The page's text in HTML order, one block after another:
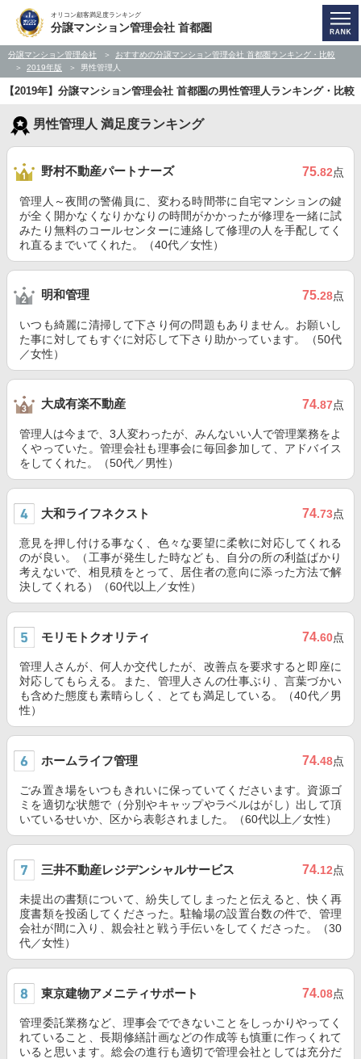
オリコン顧客満足度ランキング
分譲マンション管理会社 首都圏
分譲マンション管理会社
おすすめの分譲マンション管理会社 首都圏ランキング・比較
2019年版
男性管理人
【2019年】分譲マンション管理会社 首都圏の男性管理人ランキング・比較
男性管理人 満足度ランキング
野村不動産パートナーズ 75.82点
管理人～夜間の警備員に、変わる時間帯に自宅マンションの鍵
が全く開かなくなりかなりの時間がかかったが修理を一緒に試
みたり無料のコールセンターに連絡して修理の人を手配してく
れ直るまでいてくれた。（40代／女性）
明和管理 75.28点
いつも綺麗に清掃して下さり何の問題もありません。お願いし
た事に対してもすぐに対応して下さり助かっています。（50代
／女性）
大成有楽不動産 74.87点
管理人は今まで、3人変わったが、みんないい人で管理業務をよ
くやっていた。管理会社も理事会に毎回参加して、アドバイス
をしてくれた。（50代／男性）
大和ライフネクスト 74.73点
意見を押し付ける事なく、色々な要望に柔軟に対応してくれる
のが良い。（工事が発生した時なども、自分の所の利益ばかり
考えないで、相見積をとって、居住者の意向に添った方法で解
決してくれる）（60代以上／女性）
モリモトクオリティ 74.60点
管理人さんが、何人か交代したが、改善点を要求すると即座に
対応してもらえる。また、管理人さんの仕事ぶり、言葉づかい
も含めた態度も素晴らしく、とても満足している。（40代／男
性）
ホームライフ管理 74.48点
ごみ置き場をいつもきれいに保っていてくださいます。資源ゴ
ミを適切な状態で（分別やキャップやラベルはがし）出して頂
いているせいか、区から表彰されました。（60代以上／女性）
三井不動産レジデンシャルサービス 74.12点
未提出の書類について、紛失してしまったと伝えると、快く再
度書類を投函してくださった。駐輪場の設置台数の件で、管理
会社が間に入り、親会社と戦う手伝いをしてくださった。（30
代／女性）
東京建物アメニティサポート 74.08点
管理委託業務など、理事会でできないことをしっかりやってく
れていること、長期修繕計画などの作成等も慎重に作っくれて
いると思います。総会の進行も適切で管理会社としては充分だ